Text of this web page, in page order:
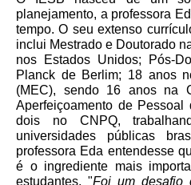
planejamento, a professora
tempo. O seu extenso
inclui Mestrado e Doutorado
nos Estados Unidos; Pós-
Planck de Berlim; 18 anos
(MEC), sendo 16 anos na
Aperfeiçoamento de
dois no CNPQ,
universidades públicas
professora Eda entendesse
é o ingrediente mais
estudantes. "Foi um desafio